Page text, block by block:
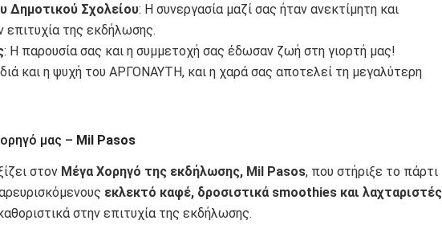
Δημοτικού Σχολείου: Η συνεργασία μαζί σας ήταν ανεκτίμητη και
επιτυχία της εκδήλωσης.
: Η παρουσία σας και η συμμετοχή σας έδωσαν ζωή στη γιορτή μας!
και η ψυχή του ΑΡΓΟΝΑΥΤΗ, και η χαρά σας αποτελεί τη μεγαλύτερη
μας – Mil Pasos
στον Μέγα Χορηγό της εκδήλωσης, Mil Pasos, που στήριξε το πάρτι
εκλεκτό καφέ, δροσιστικά smoothies και λαχταριστές
στην επιτυχία της εκδήλωσης.